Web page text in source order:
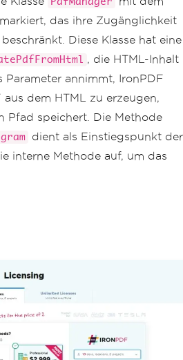
das ihre Zugänglichkeit
Diese Klasse hat eine
, die HTML-Inhalt
annimmt, IronPDF
dem HTML zu erzeugen,
Pfad speichert. Die Methode
dient als Einstiegspunkt der
interne Methode auf, um das